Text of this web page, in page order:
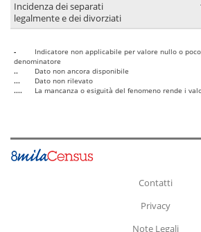
Incidenza dei separati
legalmente e dei divorziati
-
Indicatore non applicabile per valore nullo o
denominatore
..
Dato non ancora disponibile
...
Dato non rilevato
....
La mancanza o esiguità del fenomeno rende i
Contatti
Privacy
Note Legali